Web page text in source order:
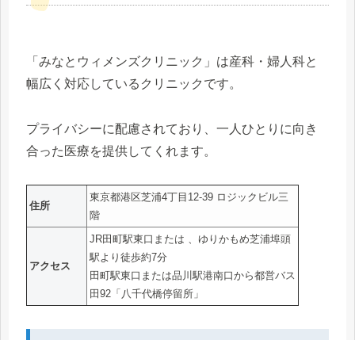
「みなとウィメンズクリニック」は産科・婦人科と
幅広く対応しているクリニックです。
プライバシーに配慮されており、一人ひとりに向き
合った医療を提供してくれます。
住所
東京都港区芝浦4丁目12-39 ロジックビル三
階
アクセス
JR田町駅東口または 、ゆりかもめ芝浦埠頭
駅より徒歩約7分
田町駅東口または品川駅港南口から都営バス
田92「八千代橋停留所」